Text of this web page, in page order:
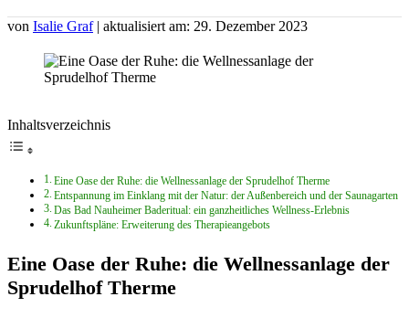
von Isalie Graf | aktualisiert am: 29. Dezember 2023
Inhaltsverzeichnis
Eine Oase der Ruhe: die Wellnessanlage der Sprudelhof Therme
Entspannung im Einklang mit der Natur: der Außenbereich und der Saunagarten
Das Bad Nauheimer Baderitual: ein ganzheitliches Wellness-Erlebnis
Zukunftspläne: Erweiterung des Therapieangebots
Eine Oase der Ruhe: die Wellnessanlage der
Sprudelhof Therme